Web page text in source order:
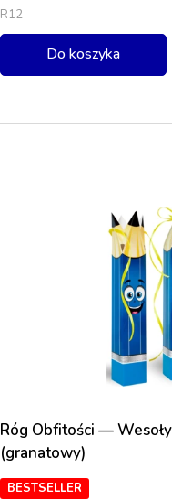
R12
Do koszyka
Róg Obfitości —
(granatowy)
BESTSELLER